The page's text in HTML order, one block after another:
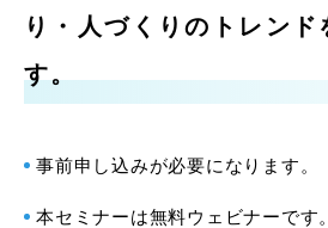
り・人づくりのトレンド
す。
事前申し込みが必要になります。
本セミナーは無料ウェビナーです。